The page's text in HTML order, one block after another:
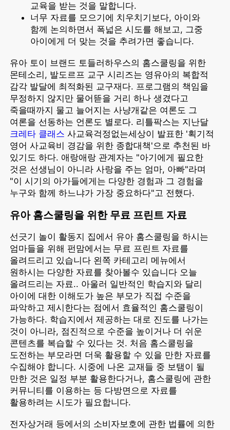
교육을 받는 것을 말합니다.
너무 자료를 모으기에 치우치기보다, 아이와
함께 논의하면서 폭넓은 시도를 해보고, 그중
아이에게 더 맞는 것을 추려가면 좋습니다.
유아 토이 브랜드 토들러하우스의 홈스쿨링을 위한
몬테소리, 발도르프 교구 시리즈는 영유아의 복합적
감각 발달에 최적화된 교구재다. 프로그램의 책임을
무정하지 않지만 물어뜯을 거리 하나 생겼다고
죽을때까지 물고 늘어지는 사냥개같은 여론도 그
여론을 선동하는 언론도 별로다. 리틀팍스는 지난달
크레타 클래스 사교육걱정없는세상이 발표한 '획기적
영어 사교육비 경감을 위한 종합대책'으로 추천된 바
있기도 하다. 애랑애랑 관계자는 "아기에게 필요한
것은 선생님이 아니라 사랑을 주는 엄마, 아빠"라며
"이 시기의 아가들에게는 다양한 경험과 그 경험을
누구와 함께 하느냐가 가장 중요하다"고 전했다.
유아 홈스쿨링을 위한 무료 프린트 자료
선긋기 놀이 활동지 집에서 유아 홈스쿨링을 하시는
엄마들을 위해 펀맘에서는 무료 프린트 자료를
올려드리고 있습니다 왼쪽 카테고리 메뉴에서
원하시는 다양한 자료를 찾아볼수 있습니다 오늘
올려드리는 자료.. 아울러 일반적인 학습지와 달리
아이에 대한 이해도가 높은 부모가 직접 수준을
파악하고 제시한다는 점에서 효율적인 홈스쿨링이
가능하다. 학습지에서 제공하는 대로 진도를 나가는
것이 아니라, 점진적으로 수준을 높이거나 더 쉬운
콘텐츠를 복습할 수 있다는 것. 처음 홈스쿨링을
도전하는 부모라면 더욱 활용할 수 있을 만한 자료를
수집해야 합니다. 시중에 나온 교재들 중 보탬이 될
만한 것은 일정 부분 활용한다거나, 홈스쿨링에 관한
커뮤니티를 이용하는 등 다방면으로 자료를
활용하려는 시도가 필요합니다.
전자상거래 등에서의 소비자보호에 관한 법률에 의한